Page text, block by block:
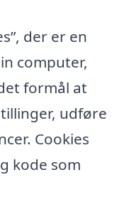
der er en
computer,
formål at
udføre
Cookies
kode som